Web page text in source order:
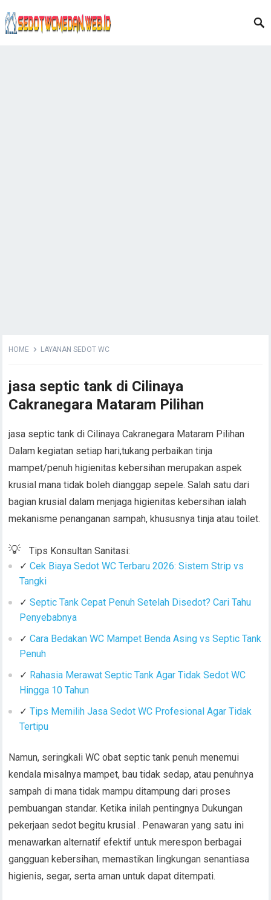
HOME LAYANAN SEDOT WC
jasa septic tank di Cilinaya
Cakranegara Mataram Pilihan
jasa septic tank di Cilinaya Cakranegara Mataram Pilihan
Dalam kegiatan setiap hari,tukang perbaikan tinja
mampet/penuh higienitas kebersihan merupakan aspek
krusial mana tidak boleh dianggap sepele. Salah satu dari
bagian krusial dalam menjaga higienitas kebersihan ialah
mekanisme penanganan sampah, khususnya tinja atau toilet.
💡
Tips Konsultan Sanitasi:
✓ Cek Biaya Sedot WC Terbaru 2026: Sistem Strip vs
Tangki
✓ Septic Tank Cepat Penuh Setelah Disedot? Cari Tahu
Penyebabnya
✓ Cara Bedakan WC Mampet Benda Asing vs Septic Tank
Penuh
✓ Rahasia Merawat Septic Tank Agar Tidak Sedot WC
Hingga 10 Tahun
✓ Tips Memilih Jasa Sedot WC Profesional Agar Tidak
Tertipu
Namun, seringkali WC obat septic tank penuh menemui
kendala misalnya mampet, bau tidak sedap, atau penuhnya
sampah di mana tidak mampu ditampung dari proses
pembuangan standar. Ketika inilah pentingnya Dukungan
pekerjaan sedot begitu krusial . Penawaran yang satu ini
menawarkan alternatif efektif untuk merespon berbagai
gangguan kebersihan, memastikan lingkungan senantiasa
higienis, segar, serta aman untuk dapat ditempati.